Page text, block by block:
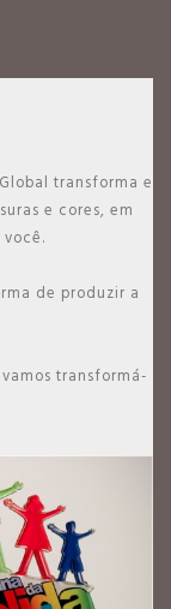
transforma e
e cores, em
de produzir a
transformá-